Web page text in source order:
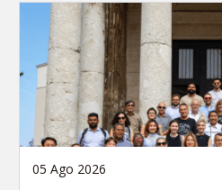
05 Ago 2026